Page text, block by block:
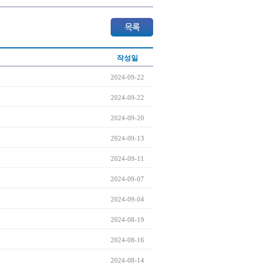
작성일
2024-09-22
2024-09-22
2024-09-20
2024-09-13
2024-09-11
2024-09-07
2024-09-04
2024-08-19
2024-08-16
2024-08-14